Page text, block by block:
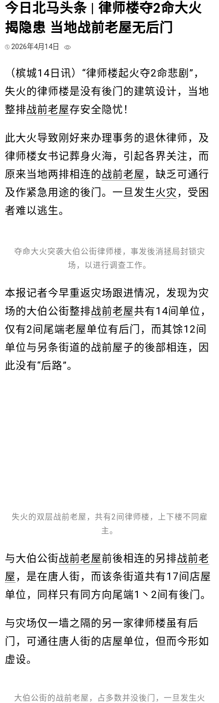
今日北马头条 | 律师楼夺2命大火
揭隐患 当地战前老屋无后门
2026年4月14日
（槟城14日讯）“律师楼起火夺2命悲剧”，
失火的律师楼是没有後门的建筑设计，当地
整排战前老屋存安全隐忧！
此大火导致刚好来办理事务的退休律师，及
律师楼女书记葬身火海，引起各界关注，而
原来当地两排相连的战前老屋 ，缺乏可通行
及作紧急用途的後门。一旦发生 火灾 ，受困
者难以逃生。
夺命大火突袭大伯公街律师楼，事发後消拯局封锁灾
场，以进行调查工作。
本报记者今早重返灾场跟进情况，发现为灾
场的大伯公街整排战前老屋共有14间单位，
仅有2间尾端老屋单位有后门，而其馀12间
单位与另条街道的战前屋子的後部相连，因
此没有“后路”。
失火的双层战前老屋，共有2间律师楼，上下楼不同雇
主。
与大伯公街战前老屋前後相连的另排战前老
屋 ，是在唐人街，而该条街道共有17间店屋
单位，同样只有同方向尾端1丶2间有後门。
与灾场仅一墙之隔的另一家律师楼虽有后
门，可通往唐人街的店屋单位，但而今形如
虚设。
大伯公街的战前老屋，占多数并没後门，一旦发生火